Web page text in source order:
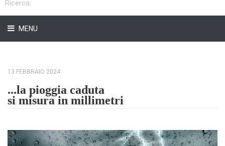
MENU
13 FEBBRAIO 2024
...la pioggia caduta
si misura in millimetri